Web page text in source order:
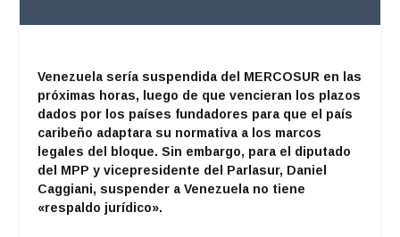
Venezuela sería suspendida del MERCOSUR en las
próximas horas, luego de que vencieran los plazos
dados por los países fundadores para que el país
caribeño adaptara su normativa a los marcos
legales del bloque. Sin embargo, para el diputado
del MPP y vicepresidente del Parlasur, Daniel
Caggiani, suspender a Venezuela no tiene
«respaldo jurídico».